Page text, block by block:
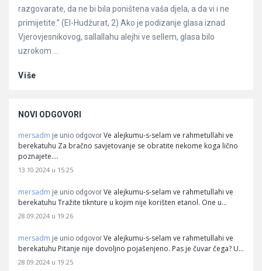
razgovarate, da ne bi bila poništena vaša djela, a da vi i ne
primijetite.” (El-Hudžurat, 2) Ako je podizanje glasa iznad
Vjerovjesnikovog, sallallahu alejhi ve sellem, glasa bilo
uzrokom ...
Više
NOVI ODGOVORI
mersadm je unio odgovor Ve alejkumu-s-selam ve rahmetullahi ve
berekatuhu Za bračno savjetovanje se obratite nekome koga lično
poznajete.…
13.10.2024 u 15:25
mersadm je unio odgovor Ve alejkumu-s-selam ve rahmetullahi ve
berekatuhu Tražite tiknture u kojim nije korišten etanol. One u…
28.09.2024 u 19:26
mersadm je unio odgovor Ve alejkumu-s-selam ve rahmetullahi ve
berekatuhu Pitanje nije dovoljno pojašenjeno. Pas je čuvar čega? U…
28.09.2024 u 19:25